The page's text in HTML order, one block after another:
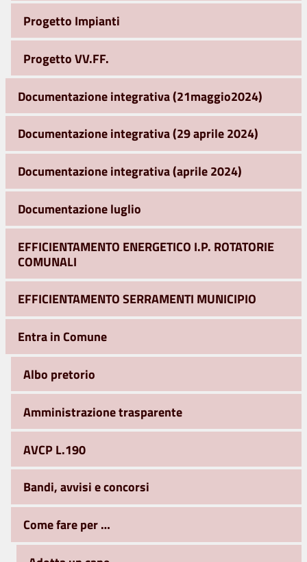
Progetto Impianti
Progetto VV.FF.
Documentazione integrativa (21maggio2024)
Documentazione integrativa (29 aprile 2024)
Documentazione integrativa (aprile 2024)
Documentazione luglio
EFFICIENTAMENTO ENERGETICO I.P. ROTATORIE
COMUNALI
EFFICIENTAMENTO SERRAMENTI MUNICIPIO
Entra in Comune
Albo pretorio
Amministrazione trasparente
AVCP L.190
Bandi, avvisi e concorsi
Come fare per …